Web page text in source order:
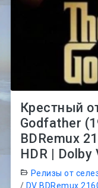
Крестный
Godfather
BDRemux
HDR | Dolby
Релизы от
/ DV BDRemux